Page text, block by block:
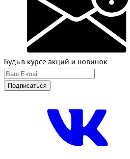
Будь в курсе акций и новинок
Подписаться